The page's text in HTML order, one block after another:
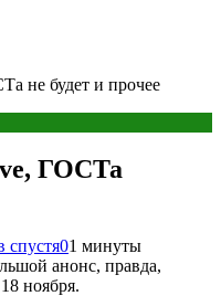
не будет и прочее
ГОСТа
спустя01 минуты
анонс, правда,
ноября.